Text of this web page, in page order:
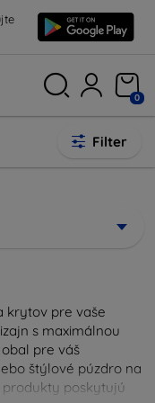
0
Filter
krytov pre vaše
s maximálnou
pre váš
štýlové púzdro na
produkty poskytujú